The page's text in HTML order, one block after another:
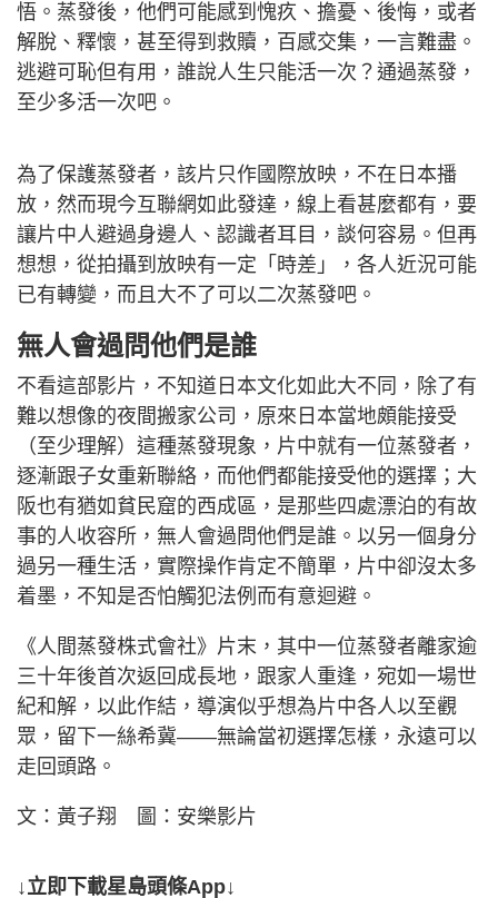
悟。蒸發後，他們可能感到愧疚、擔憂、後悔，或者
解脫、釋懷，甚至得到救贖，百感交集，一言難盡。
逃避可恥但有用，誰說人生只能活一次？通過蒸發，
至少多活一次吧。
為了保護蒸發者，該片只作國際放映，不在日本播
放，然而現今互聯網如此發達，線上看甚麼都有，要
讓片中人避過身邊人、認識者耳目，談何容易。但再
想想，從拍攝到放映有一定「時差」，各人近況可能
已有轉變，而且大不了可以二次蒸發吧。
無人會過問他們是誰
不看這部影片，不知道日本文化如此大不同，除了有
難以想像的夜間搬家公司，原來日本當地頗能接受
（至少理解）這種蒸發現象，片中就有一位蒸發者，
逐漸跟子女重新聯絡，而他們都能接受他的選擇；大
阪也有猶如貧民窟的西成區，是那些四處漂泊的有故
事的人收容所，無人會過問他們是誰。以另一個身分
過另一種生活，實際操作肯定不簡單，片中卻沒太多
着墨，不知是否怕觸犯法例而有意迴避。
《人間蒸發株式會社》片末，其中一位蒸發者離家逾
三十年後首次返回成長地，跟家人重逢，宛如一場世
紀和解，以此作結，導演似乎想為片中各人以至觀
眾，留下一絲希冀——無論當初選擇怎樣，永遠可以
走回頭路。
文：黃子翔 圖：安樂影片
↓立即下載星島頭條App↓